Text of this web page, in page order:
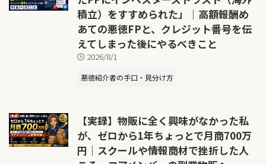
積立）をすすめられた」｜高額報酬め
あての悪徳FPと、クレジット番号を伝
えてしまった後にやるべきこと
2026/8/1
悪徳紹介者の手口・見分け方
【実録】物販に全く興味がなかった私
が、ゼロから1年ちょっとで月商700万
円｜スクールや情報商材で挫折した人